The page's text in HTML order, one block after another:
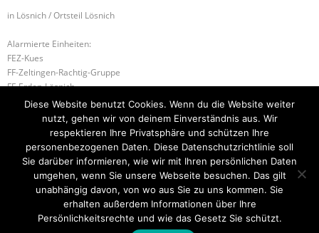
in Lösnich / Ortsteil Lösnich
Alarmierte Einheiten:
FEZ-Kues
FF-Zeltingen-Rachtig-Gruppe
FF-Erden-Lösnich
BeKu WL
B-2 BRANDMELDEANLAGE
G-1 AUSLAUFENDE BETRIEBSSTOFFE
Startseite Einsätze Mitglied werden Über uns
Kontakt
Diese Website benutzt Cookies. Wenn du die Website weiter
nutzt, gehen wir von deinem Einverständnis aus. Wir
respektieren Ihre Privatsphäre und schützen Ihre
personenbezogenen Daten. Diese Datenschutzrichtlinie soll
Sie darüber informieren, wie wir mit Ihren persönlichen Daten
umgehen, wenn Sie unsere Webseite besuchen. Das gilt
unabhängig davon, von wo aus Sie zu uns kommen. Sie
erhalten außerdem Informationen über Ihre
Persönlichkeitsrechte und wie das Gesetz Sie schützt.